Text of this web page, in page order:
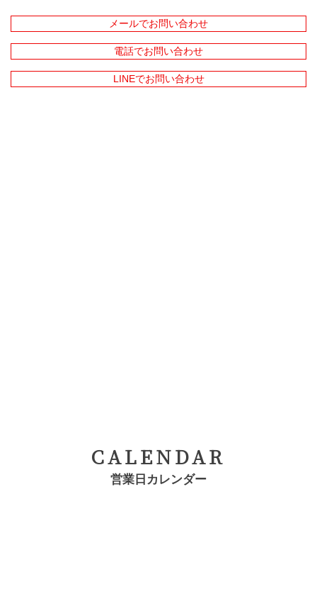
メールでお問い合わせ
電話でお問い合わせ
LINEでお問い合わせ
CALENDAR
営業日カレンダー